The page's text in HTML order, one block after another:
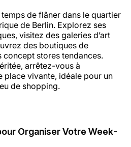
de flâner dans le quartier
de Berlin. Explorez ses
visitez des galeries d’art
des boutiques de
concept stores tendances.
arrêtez-vous à
place vivante, idéale pour un
de shopping.
Organiser Votre Week-